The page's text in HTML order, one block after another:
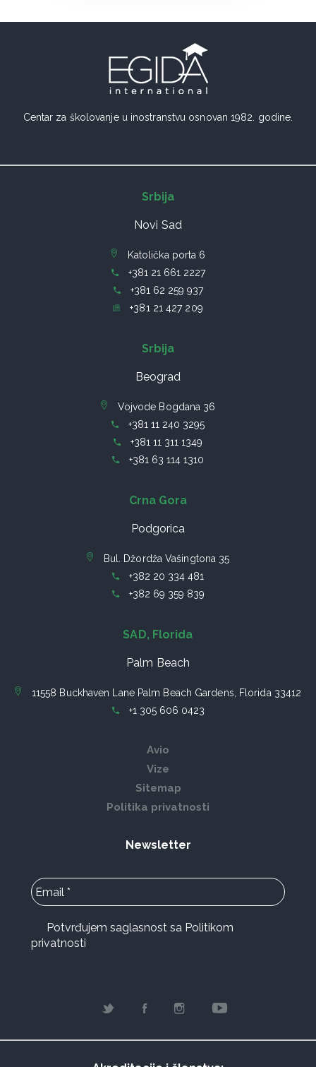
Centar za školovanje u inostranstvu osnovan 1982. godine.
Srbija
Novi Sad
Katolička porta 6
+381 21 661 2227
+381 62 259 937
+381 21 427 209
Srbija
Beograd
Vojvode Bogdana 36
+381 11 240 3295
+381 11 311 1349
+381 63 114 1310
Crna Gora
Podgorica
Bul. Džordža Vašingtona 35
+382 20 334 481
+382 69 359 839
SAD, Florida
Palm Beach
11558 Buckhaven Lane Palm Beach Gardens, Florida 33412
+1 305 606 0423
Avio
Vize
Sitemap
Politika privatnosti
Newsletter
Potvrđujem saglasnost sa Politikom
privatnosti